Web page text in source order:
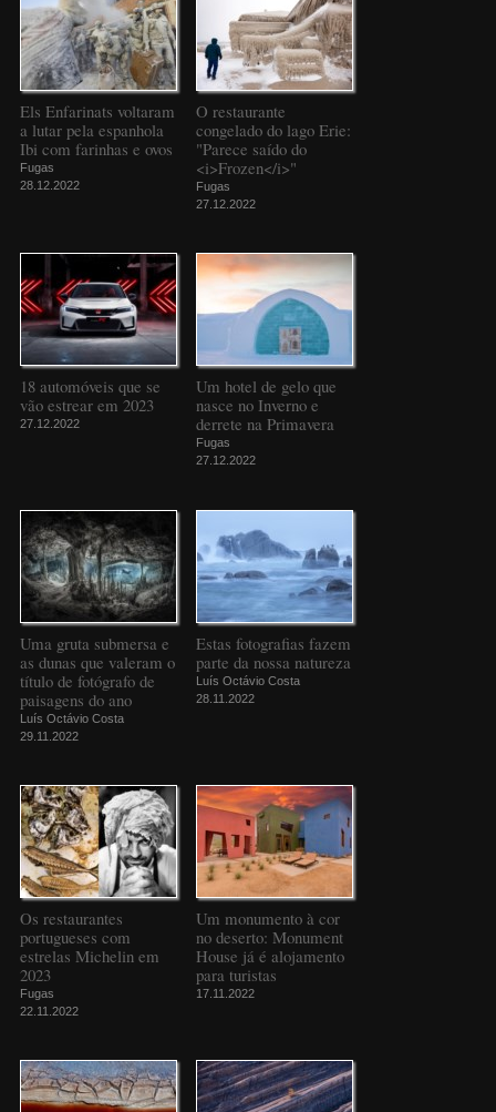
Els Enfarinats voltaram
a lutar pela espanhola
Ibi com farinhas e ovos
Fugas
28.12.2022
O restaurante
congelado do lago Erie:
"Parece saído do
<i>Frozen</i>"
Fugas
27.12.2022
18 automóveis que se
vão estrear em 2023
27.12.2022
Um hotel de gelo que
nasce no Inverno e
derrete na Primavera
Fugas
27.12.2022
Uma gruta submersa e
as dunas que valeram o
título de fotógrafo de
paisagens do ano
Luís Octávio Costa
29.11.2022
Estas fotografias fazem
parte da nossa natureza
Luís Octávio Costa
28.11.2022
Os restaurantes
portugueses com
estrelas Michelin em
2023
Fugas
22.11.2022
Um monumento à cor
no deserto: Monument
House já é alojamento
para turistas
17.11.2022